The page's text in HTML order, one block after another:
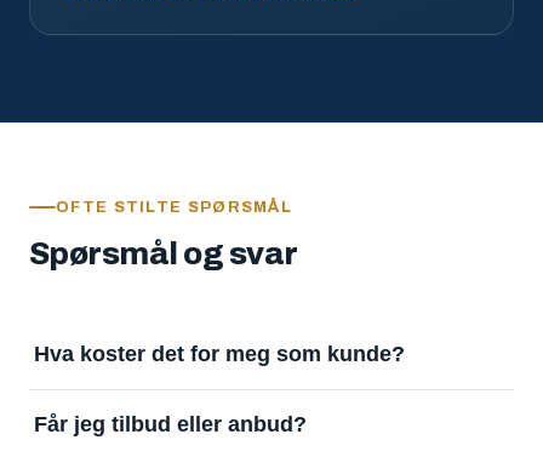
OFTE STILTE SPØRSMÅL
Spørsmål og svar
Hva koster det for meg som kunde?
å motta svar. Tjenesten finansieres av
Får jeg tilbud eller anbud?